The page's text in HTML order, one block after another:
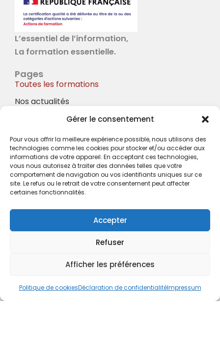
Gérer le consentement
Pour vous offrir la meilleure expérience possible, nous utilisons des
technologies comme les cookies pour stocker et/ou accéder aux
informations de votre appareil. En acceptant ces technologies,
vous nous autorisez à traiter des données telles que votre
comportement de navigation ou vos identifiants uniques sur ce
site. Le refus ou le retrait de votre consentement peut affecter
certaines fonctionnalités.
Accepter
Refuser
Afficher les préférences
Politique de cookiesDéclaration de confidentialitéImpressum
L’essentiel de l’information,
La formation essentielle.
Pages
Toutes les formations
Nos actualités
Nos Services
À propos
Hotel à proximité
Politique de confidentialité
01.42.29.57.50